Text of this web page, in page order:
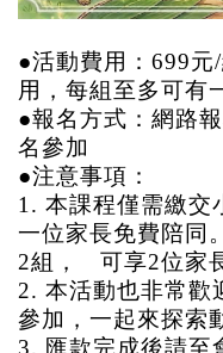
●活動費用：699元
用，每組至多可有
●報名方式：網路
名參加
●注意事項：
1. 本課程僅需繳交
一位家長免費陪同
2組， 可享2位家
2. 本活動也非常歡
參加，一起來探索
3. 匯款完成後請至